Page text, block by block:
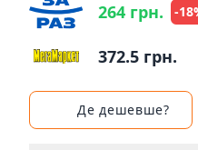
264 грн. -
372.5 грн.
Де дешевше?